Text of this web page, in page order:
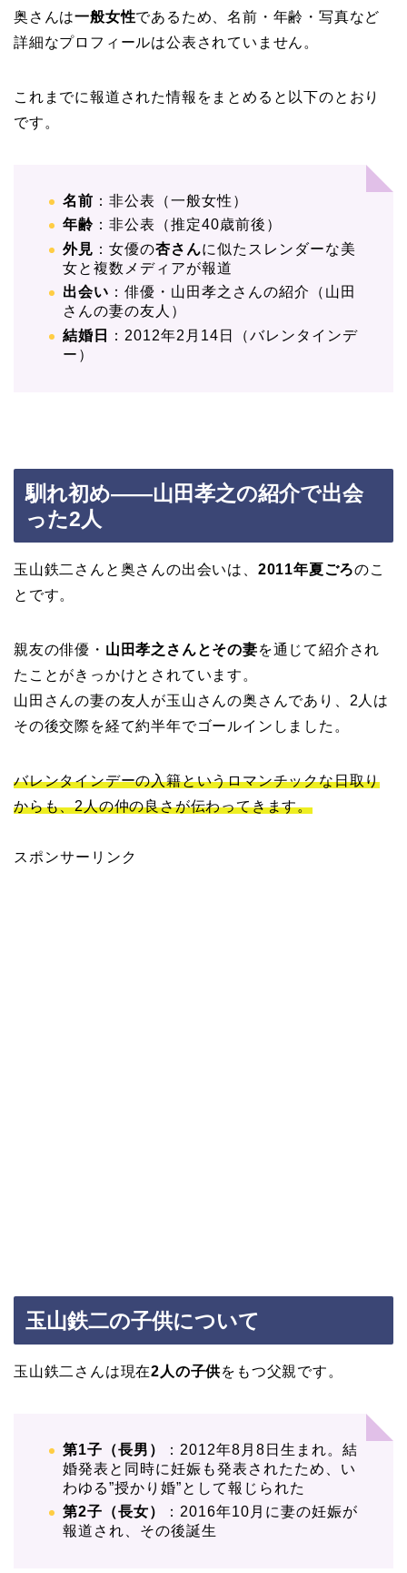
奥さんは一般女性であるため、名前・年齢・写真など
詳細なプロフィールは公表されていません。
これまでに報道された情報をまとめると以下のとおり
です。
名前 ：非公表（一般女性）
年齢 ：非公表（推定40歳前後）
外見 ：女優の杏さんに似たスレンダーな美
女と複数メディアが報道
出会い ：俳優・山田孝之さんの紹介（山田
さんの妻の友人）
結婚日
：2012年2月14日（バレンタインデ
ー）
馴れ初め——山田孝之の紹介で出会
った2人
玉山鉄二さんと奥さんの出会いは、 2011年夏ごろのこ
とです。
親友の俳優・ 山田孝之さんとその妻を通じて紹介され
たことがきっかけとされています。
山田さんの妻の友人が玉山さんの奥さんであり、2人は
その後交際を経て約半年でゴールインしました。
バレンタインデーの入籍というロマンチックな日取り
からも、2人の仲の良さが伝わってきます。
スポンサーリンク
玉山鉄二の子供について
玉山鉄二さんは現在2人の子供をもつ父親です。
第1子（長男）
：2012年8月8日生まれ。結
婚発表と同時に妊娠も発表されたため、い
わゆる”授かり婚”として報じられた
第2子（長女）
：2016年10月に妻の妊娠が
報道され、その後誕生